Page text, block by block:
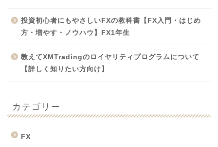
投資初心者にもやさしいFXの教科書【FX入門・はじめ
方・増やす・ノウハウ】FX1年生
教えてXMTradingのロイヤリティプログラムについて
【詳しく知りたい方向け】
カテゴリー
FX